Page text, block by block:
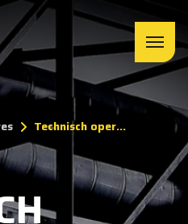
Technisch oper...